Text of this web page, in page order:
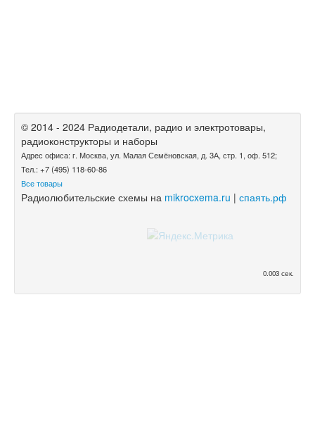
© 2014 - 2024 Радиодетали, радио и электротовары,
радиоконструкторы и наборы
Адрес офиса: г. Москва, ул. Малая Семёновская, д. 3А, стр. 1, оф. 512;
Тел.: +7 (495) 118-60-86
Все товары
Радиолюбительские схемы на mikrocxema.ru | спаять.рф
0.003 сек.